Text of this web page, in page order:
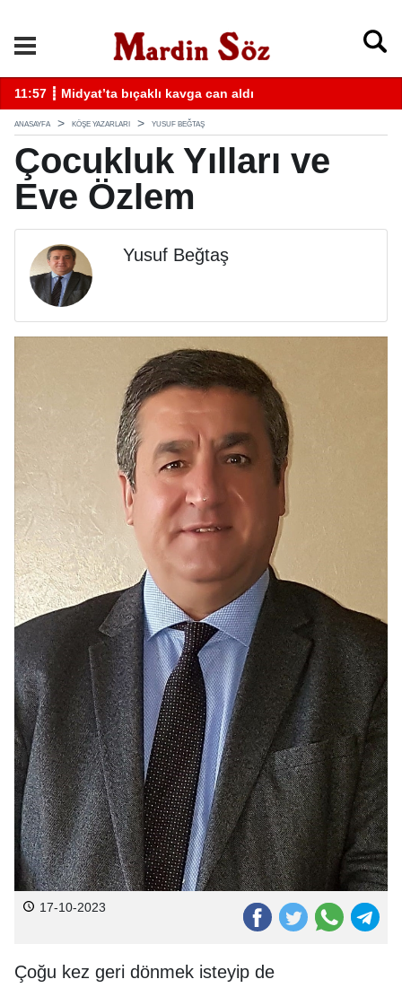
11:57 ┋ Midyat’ta bıçaklı kavga can aldı
ANASAYFA KÖŞE YAZARLARI YUSUF BEĞTAŞ
Çocukluk Yılları ve
Eve Özlem
Yusuf Beğtaş
17-10-2023
Çoğu kez geri dönmek isteyip de